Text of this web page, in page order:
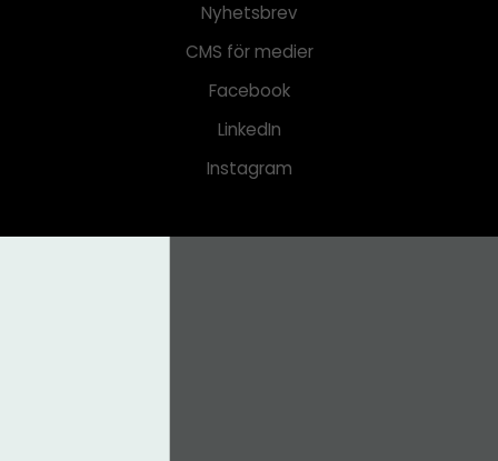
Nyhetsbrev
CMS för medier
Facebook
LinkedIn
Instagram